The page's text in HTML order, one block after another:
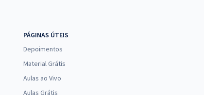
PÁGINAS ÚTEIS
Depoimentos
Material Grátis
Aulas ao Vivo
Aulas Grátis